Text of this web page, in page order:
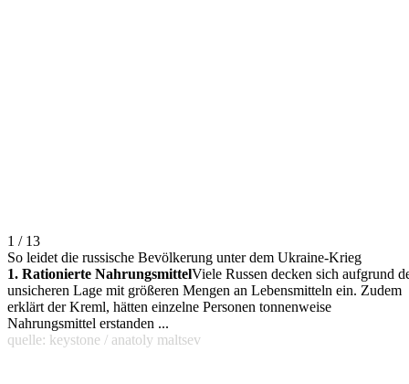
1 / 13
So leidet die russische Bevölkerung unter dem Ukraine-Krieg
1. Rationierte NahrungsmittelViele Russen decken sich aufgrund
unsicheren Lage mit größeren Mengen an Lebensmitteln ein. Zudem
erklärt der Kreml, hätten einzelne Personen tonnenweise
Nahrungsmittel erstanden ...
quelle: keystone / anatoly maltsev